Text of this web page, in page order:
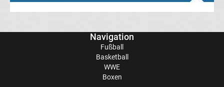
League
Navigation
Fußball
Basketball
WWE
Boxen